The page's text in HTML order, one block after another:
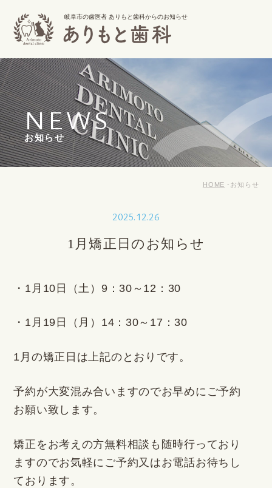
岐阜市の歯医者 ありもと歯科からのお知らせ
NEWS
お知らせ
HOME お知らせ
2025.12.26
1月矯正日のお知らせ
・1月10日（土）9：30～12：30
・1月19日（月）14：30～17：30
1月の矯正日は上記のとおりです。
予約が大変混み合いますのでお早めにご予約
お願い致します。
矯正をお考えの方無料相談も随時行っており
ますのでお気軽にご予約又はお電話お待ちし
ております。